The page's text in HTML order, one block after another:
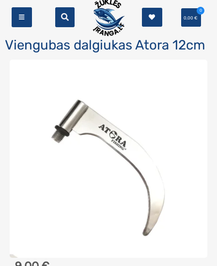
0,00€
0
Viengubas dalgiukas Atora 12cm